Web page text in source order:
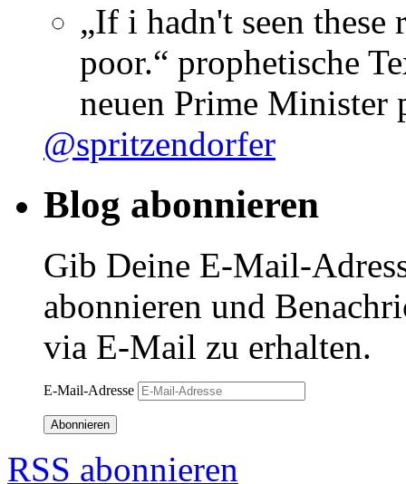
„If i hadn't seen
poor.“ prophetische
neuen Prime Minister
@spritzendorfer
Blog abonnieren
Gib Deine E-Mail-
abonnieren und
via E-Mail zu erhalten.
E-Mail-Adresse
Abonnieren
RSS abonnieren